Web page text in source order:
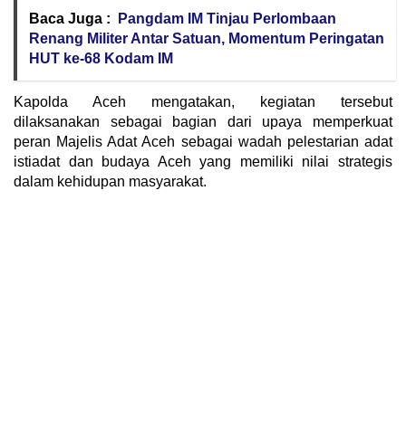
Baca Juga :
Pangdam IM Tinjau Perlombaan
Renang Militer Antar Satuan, Momentum Peringatan
HUT ke-68 Kodam IM
Kapolda Aceh mengatakan, kegiatan tersebut
dilaksanakan sebagai bagian dari upaya memperkuat
peran Majelis Adat Aceh sebagai wadah pelestarian adat
istiadat dan budaya Aceh yang memiliki nilai strategis
dalam kehidupan masyarakat.